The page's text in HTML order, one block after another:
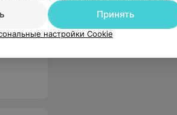
Принять
настройки Cookie